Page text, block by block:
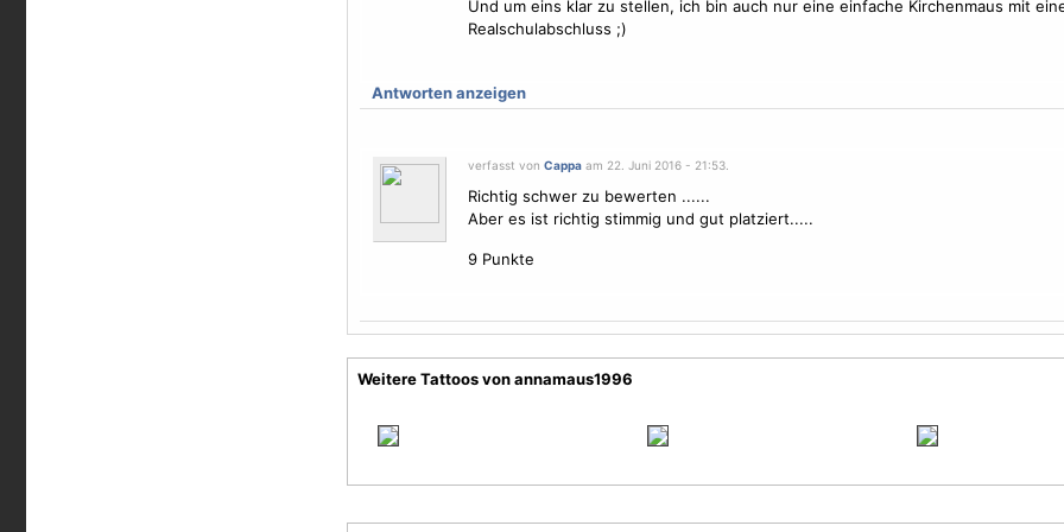
Und um eins klar zu stellen, ich bin auch nur eine einfache Kirchenmaus mit
Realschulabschluss ;)
Antworten anzeigen
verfasst von Cappaam 22. Juni 2016 - 21:53.
Richtig schwer zu bewerten ......
Aber es ist richtig stimmig und gut platziert.....
9 Punkte
Weitere Tattoos von annamaus1996